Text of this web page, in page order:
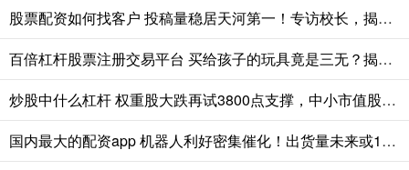
股票配资如何找客户 投稿量稳居天河第一！专访校长，揭秘文明出行教育的创新密码
百倍杠杆股票注册交易平台 买给孩子的玩具竟是三无？揭秘“娜塔莎”娃娃线上售卖套路
炒股中什么杠杆 权重股大跌再试3800点支撑，中小市值股反弹悬殊涨多跌少
国内最大的配资app 机器人利好密集催化！出货量未来或16倍增长